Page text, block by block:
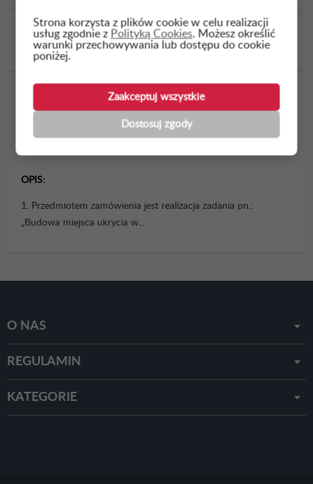
Strona korzysta z plików cookie w celu realizacji
usług zgodnie z Polityką Cookies. Możesz określić
warunki przechowywania lub dostępu do cookie
poniżej.
Zaakceptuj wszystkie
Dostosuj zgody
WSTECZ
Budowa miejsca ukrycia wraz z magazynem oraz
zapleczem biurowo-socjalnym dla OSP w ramach
OLiOC (Ochrona Ludności i Obrony Cywilnej)
OPIS:
1. Przedmiotem zamówienia jest realizacja zadania pn.:
„Budowa miejsca ukrycia w...
O NAS
REGULAMIN
KATEGORIE